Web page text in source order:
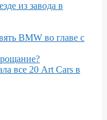
из завода в
BMW во главе с
все 20 Art Cars в